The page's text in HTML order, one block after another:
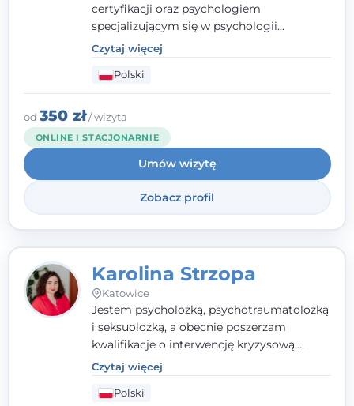
certyfikacji oraz psychologiem
specjalizującym się w psychologii
klinicznej. Ukończyłam również studia
podyplomowe z Praktycznej Diagnozy
Psychologicznej. Aktywnie uczestniczę w
działalności Polskiego Towarzystwa
Psychiatrycznego oraz Polskiego
Towarzystwa Psychologicznego, a także
jestem członkiem nadzwyczajnym
Wielkopolskiego Towarzystwa Terapii
Systemowej.
Czytaj więcej
Polski
od 350 zł/ wizyta
ONLINE I STACJONARNIE
Umów wizytę
Zobacz profil
Karolina Strzopa
Katowice
Jestem psycholożką, psychotraumatolożką
i seksuolożką, a obecnie poszerzam
kwalifikacje o interwencję kryzysową.
Pracuję w nurcie terapii trzeciej fali, łącząc
metody o potwierdzonej skuteczności.
Towarzyszę młodzieży, dorosłym i parom w
Czytaj więcej
Polski